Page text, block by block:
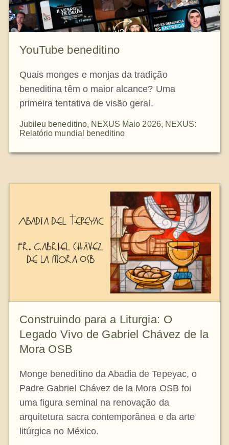
YouTube beneditino
Quais monges e monjas da tradição
beneditina têm o maior alcance? Uma
primeira tentativa de visão geral.
Jubileu beneditino, NEXUS Maio 2026, NEXUS:
Relatório mundial beneditino
Construindo para a Liturgia: O
Legado Vivo de Gabriel Chávez de la
Mora OSB
Monge beneditino da Abadia de Tepeyac, o
Padre Gabriel Chávez de la Mora OSB foi
uma figura seminal na renovação da
arquitetura sacra contemporânea e da arte
litúrgica no México.